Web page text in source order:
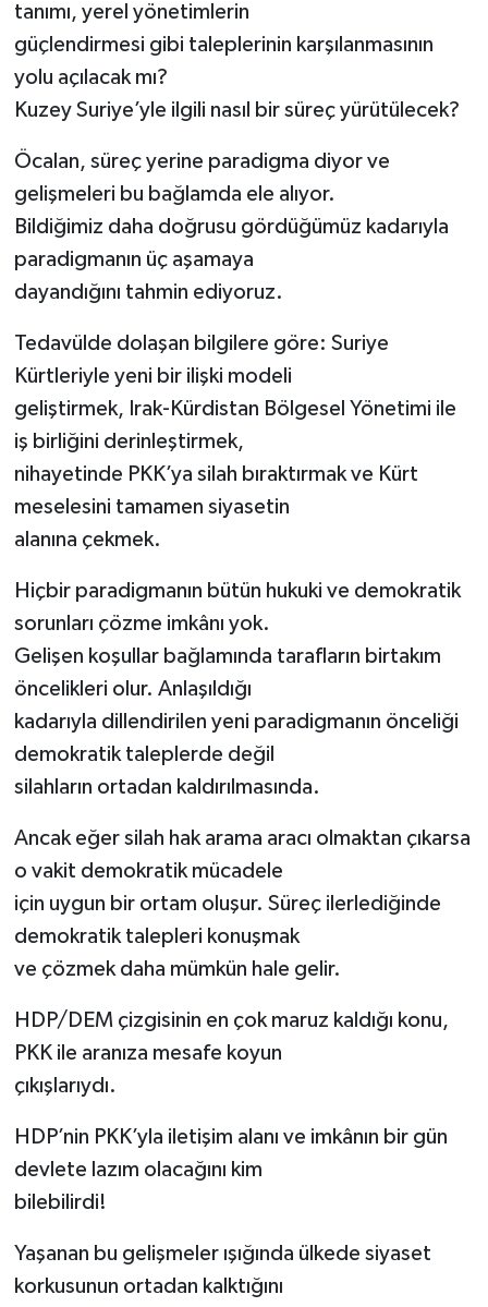
tanımı, yerel yönetimlerin
güçlendirmesi gibi taleplerinin karşılanmasının
yolu açılacak mı?
Kuzey Suriye’yle ilgili nasıl bir süreç yürütülecek?
Öcalan, süreç yerine paradigma diyor ve
gelişmeleri bu bağlamda ele alıyor.
Bildiğimiz daha doğrusu gördüğümüz kadarıyla
paradigmanın üç aşamaya
dayandığını tahmin ediyoruz.
Tedavülde dolaşan bilgilere göre: Suriye
Kürtleriyle yeni bir ilişki modeli
geliştirmek, Irak-Kürdistan Bölgesel Yönetimi ile
iş birliğini derinleştirmek,
nihayetinde PKK’ya silah bıraktırmak ve Kürt
meselesini tamamen siyasetin
alanına çekmek.
Hiçbir paradigmanın bütün hukuki ve demokratik
sorunları çözme imkânı yok.
Gelişen koşullar bağlamında tarafların birtakım
öncelikleri olur. Anlaşıldığı
kadarıyla dillendirilen yeni paradigmanın önceliği
demokratik taleplerde değil
silahların ortadan kaldırılmasında.
Ancak eğer silah hak arama aracı olmaktan çıkarsa
o vakit demokratik mücadele
için uygun bir ortam oluşur. Süreç ilerlediğinde
demokratik talepleri konuşmak
ve çözmek daha mümkün hale gelir.
HDP/DEM çizgisinin en çok maruz kaldığı konu,
PKK ile aranıza mesafe koyun
çıkışlarıydı.
HDP’nin PKK’yla iletişim alanı ve imkânın bir gün
devlete lazım olacağını kim
bilebilirdi!
Yaşanan bu gelişmeler ışığında ülkede siyaset
korkusunun ortadan kalktığını